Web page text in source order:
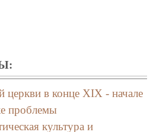
церкви в конце ХIX - начале
проблемы
культура и